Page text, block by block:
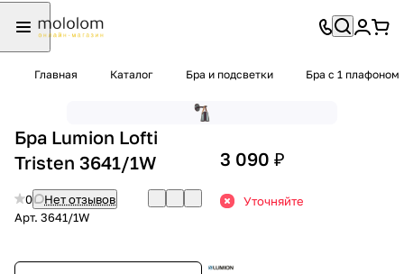
Главная Каталог Бра и подсветки Бра с 1 плафоном
Бра Lumion Lofti
Tristen 3641/1W
0
Нет отзывов
Арт. 3641/1W
3 090 ₽
Уточняйте